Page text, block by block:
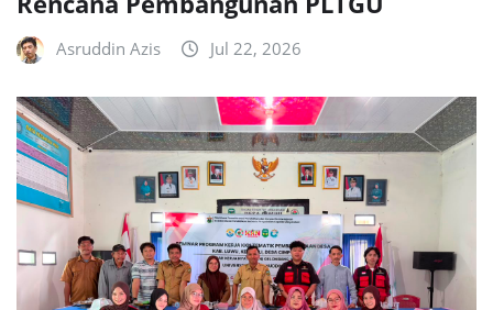
Asruddin Azis Jul 22, 2026